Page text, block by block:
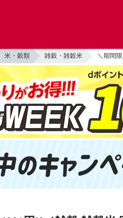
米・穀類 雑穀・雑穀米 ＼期間